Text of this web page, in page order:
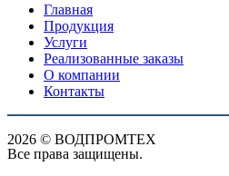
Главная
Продукция
Услуги
Реализованные заказы
О компании
Контакты
2026 © ВОДПРОМТЕХ
Все права защищены.